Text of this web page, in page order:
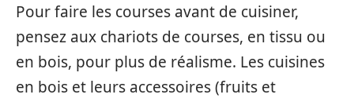
Pour faire les courses avant de cuisiner,
pensez aux chariots de courses, en tissu ou
en bois, pour plus de réalisme. Les cuisines
en bois et leurs accessoires (fruits et